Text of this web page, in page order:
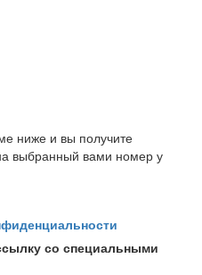
ниже и вы получите
выбранный вами номер у
со специальными